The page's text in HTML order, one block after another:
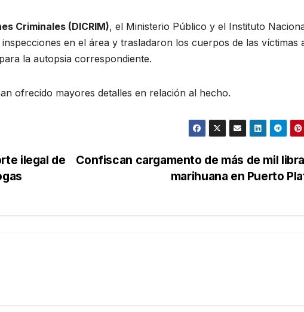
Criminales (DICRIM), el Ministerio Público y el Instituto
en el área y trasladaron los cuerpos de las víctimas
la autopsia correspondiente.
ofrecido mayores detalles en relación al hecho.
Confiscan cargamento de más de mil
marihuana en Puerto
ilegal de